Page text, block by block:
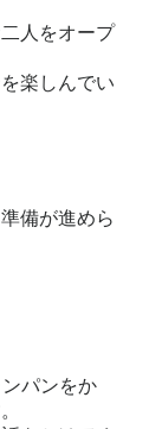
人をオープ
楽しんでい
備が進めら
パンをか